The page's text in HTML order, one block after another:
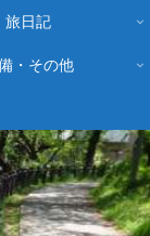
旅日記
・その他